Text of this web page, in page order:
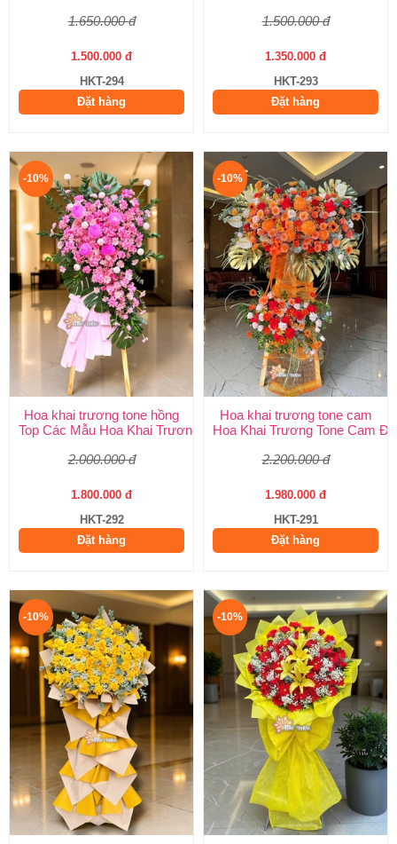
1.650.000 đ
1.500.000 đ
HKT-294
Đặt hàng
1.500.000 đ
1.350.000 đ
HKT-293
Đặt hàng
-10%
Hoa khai trương tone hồng
Top Các Mẫu Hoa Khai Trương Tone Hồng Đẹp, Sang Trọng,
2.000.000 đ
1.800.000 đ
HKT-292
Đặt hàng
-10%
Hoa khai trương tone cam
Hoa Khai Trương Tone Cam
2.200.000 đ
1.980.000 đ
HKT-291
Đặt hàng
-10% -10%